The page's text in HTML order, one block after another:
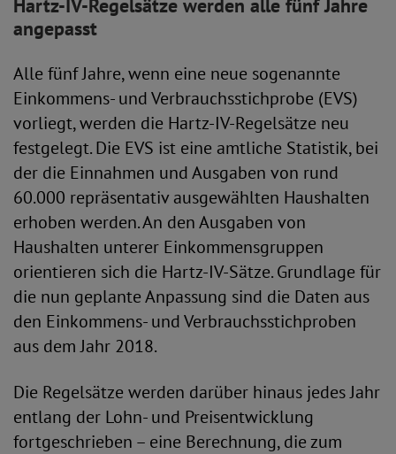
Hartz-IV-Regelsätze werden alle fünf Jahre
angepasst
Alle fünf Jahre, wenn eine neue sogenannte
Einkommens- und Verbrauchsstichprobe (EVS)
vorliegt, werden die Hartz-IV-Regelsätze neu
festgelegt. Die EVS ist eine amtliche Statistik, bei
der die Einnahmen und Ausgaben von rund
60.000 repräsentativ ausgewählten Haushalten
erhoben werden. An den Ausgaben von
Haushalten unterer Einkommensgruppen
orientieren sich die Hartz-IV-Sätze. Grundlage für
die nun geplante Anpassung sind die Daten aus
den Einkommens- und Verbrauchsstichproben
aus dem Jahr 2018.
Die Regelsätze werden darüber hinaus jedes Jahr
entlang der Lohn- und Preisentwicklung
fortgeschrieben – eine Berechnung, die zum